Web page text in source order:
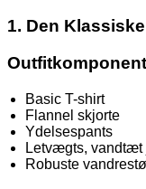
1. Den
Basic T-shirt
Flannel skjorte
Ydelsespants
Letvægts, vandtæt
Robuste